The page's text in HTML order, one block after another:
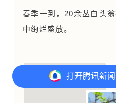
打开腾讯新